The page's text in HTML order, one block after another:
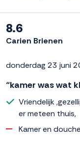
8.6
Carien Brienen
donderdag 23 juni
“kamer was wat
Vriendelijk
er meteen thuis,
Kamer en